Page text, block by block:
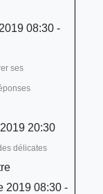
08:30 -
ses
20:30
délicates
2019 08:30 -